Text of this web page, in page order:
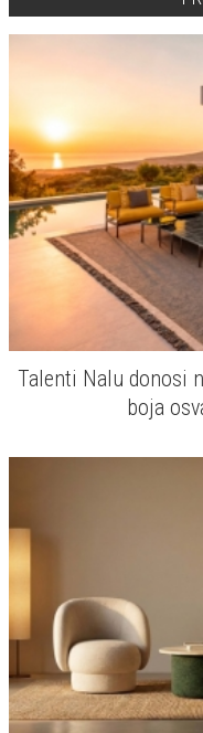
Talenti Nalu donosi
boja